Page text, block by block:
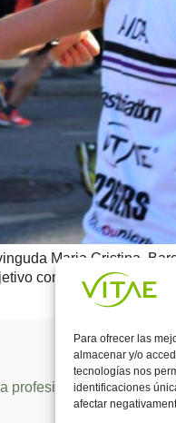
Para ofrecer las
almacenar y/o
tecnologías nos
identificaciones
afectar
Maria Cristina,
común; terminar la
profesional